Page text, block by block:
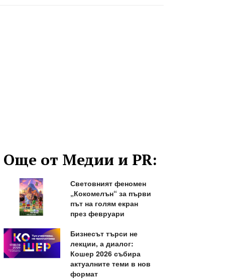
Още от Медии и PR:
Световният феномен
„Кокомелън“ за първи
път на голям екран
през февруари
Бизнесът търси не
лекции, а диалог:
Кошер 2026 събира
актуалните теми в нов
формат